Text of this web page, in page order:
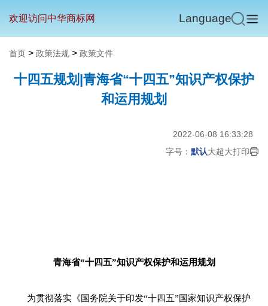
欢迎访问中华商标网 Language
首页 > 政策法规 > 政策文件
十四五规划|青海省“十四五”知识产权保护
和运用规划
2022-06-08 16:33:28
字号： 默认大超大打印
青海省“十四五”知识产权保护和运用规划
为贯彻落实《国务院关于印发“十四五”国家知识产权保护